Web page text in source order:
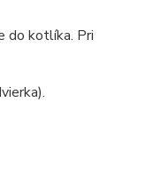
do kotlíka. Pri